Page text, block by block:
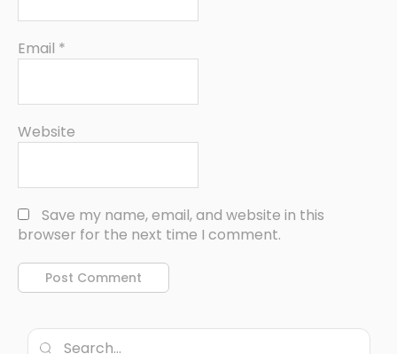
Email *
Website
Save my name, email, and website in this
browser for the next time I comment.